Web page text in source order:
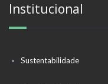
Institucional
Sustentabilidade